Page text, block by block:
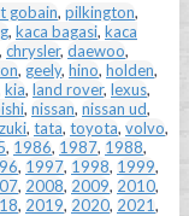
gobain, pilkington,
, kaca bagasi, kaca
, chrysler, daewoo,
, geely, hino, holden,
kia, land rover, lexus,
, nissan, nissan ud,
, tata, toyota, volvo,
, 1986, 1987, 1988,
, 1997, 1998, 1999,
, 2008, 2009, 2010,
, 2019, 2020, 2021,